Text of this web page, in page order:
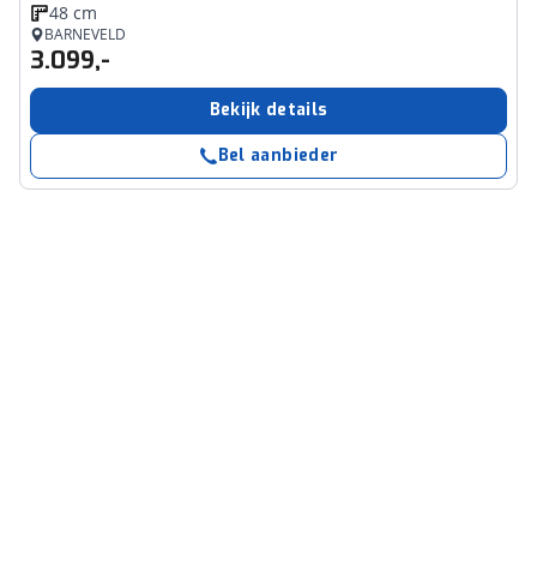
48 cm
BARNEVELD
3.099,-
Bekijk details
Bel aanbieder